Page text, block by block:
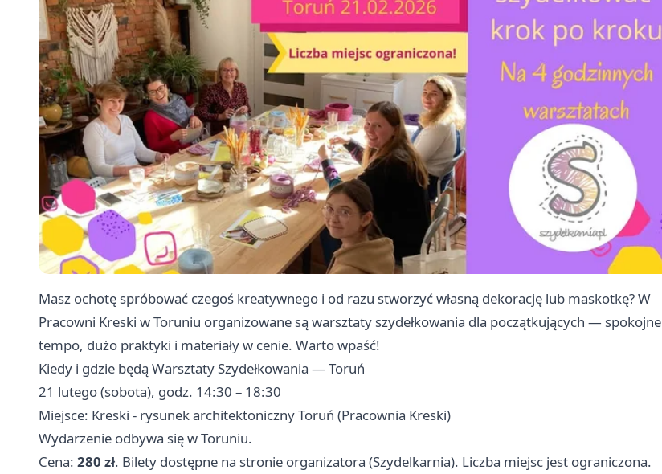
Masz ochotę spróbować czegoś kreatywnego i od razu stworzyć własną dekorację lub maskotkę? W
Pracowni Kreski w Toruniu organizowane są warsztaty szydełkowania dla początkujących — spokojne
tempo, dużo praktyki i materiały w cenie. Warto wpaść!
Kiedy i gdzie będą Warsztaty Szydełkowania — Toruń
21 lutego (sobota), godz. 14:30 – 18:30
Miejsce: Kreski - rysunek architektoniczny Toruń (Pracownia Kreski)
Wydarzenie odbywa się w Toruniu.
Cena: 280 zł. Bilety dostępne na stronie organizatora (Szydelkarnia). Liczba miejsc jest ograniczona.